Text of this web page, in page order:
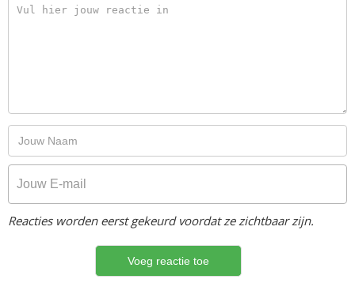
Reacties worden eerst gekeurd voordat ze zichtbaar zijn.